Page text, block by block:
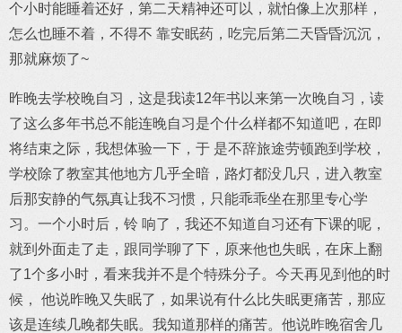
个小时能睡着还好，第二天精神还可以，就怕像上次那样，
怎么也睡不着，不得不 靠安眠药，吃完后第二天昏昏沉沉，
那就麻烦了~
昨晚去学校晚自习，这是我读12年书以来第一次晚自习，读
了这么多年书总不能连晚自习是个什么样都不知道吧，在即
将结束之际，我想体验一下，于 是不辞旅途劳顿跑到学校，
学校除了教室其他地方几乎全暗，路灯都没几只，进入教室
后那安静的气氛真让我不习惯，只能乖乖坐在那里专心学
习。一个小时后，铃 响了，我还不知道自习还有下课的呢，
就到外面走了走，跟同学聊了下，原来他也失眠，在床上翻
了1个多小时，看来我并不是个特殊分子。今天再见到他的时
候， 他说昨晚又失眠了，如果说有什么比失眠更痛苦，那应
该是连续几晚都失眠。我知道那样的痛苦。他说昨晚宿舍几